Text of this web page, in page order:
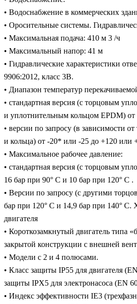
• Водоснабжение в коммерческих
• Оросительные системы.
• Максимальная подача: 410 м 3 /ч
• Максимальный напор: 41 м
• Гидравлические характеристики
9906:2012, класс 3B.
• Диапазон температур
• стандартная версия (с торцовым
и уплотнительным кольцом EPDM) от
• версии по запросу (в зависимости
и кольца) от -20* или -25 до +120 или
• Максимальное рабочее давление:
• стандартная версия (с торцовым
16 бар при 90° C и 10 бар при 120° C .
• Версии по запросу (с другими
бар при 120° C и 14,9 бар при 140° C.
двигателя
• Короткозамкнутый двигатель типа
закрытой конструкции с внешней
• Модели с 2 и 4 полюсами.
• Класс защиты IP55 для двигателя
защиты IPX5 для электронасоса (EN
• Индекс эффективности IE3